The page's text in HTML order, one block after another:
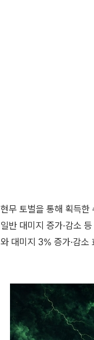
현무 토벌을 통해 획득한
일반 대미지 증가·감소
와 대미지 3% 증가·감소